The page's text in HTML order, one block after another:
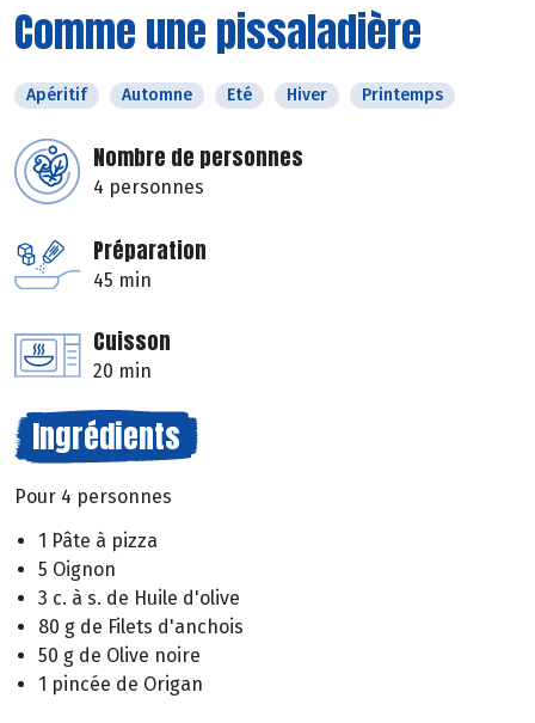
Comme une pissaladière
Apéritif Automne Eté Hiver Printemps
Nombre de personnes
4 personnes
Préparation
45 min
Cuisson
20 min
Ingrédients
Pour 4 personnes
1 Pâte à pizza
5 Oignon
3 c. à s. de Huile d'olive
80 g de Filets d'anchois
50 g de Olive noire
1 pincée de Origan